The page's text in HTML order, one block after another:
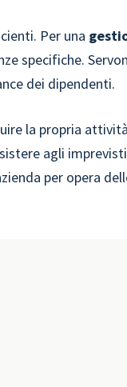
Per una
specifiche.
dei dipendenti.
la propria
agli
per opera